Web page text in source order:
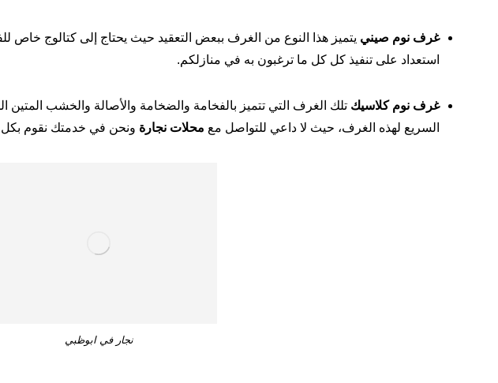
غرف نوم صيني يتميز هذا النوع من الغرف ببعض التعقيد حيث يحتاج إلى كتالوج خاص
استعداد على تنفيذ كل كل ما ترغبون به في منازلكم.
غرف نوم كلاسيك تلك الغرف التي تتميز بالفخامة والضخامة والأصالة والخشب
السريع لهذه الغرف، حيث لا داعي للتواصل مع محلات نجارة ونحن في خدمتك نقوم
نجار في ابوظبي